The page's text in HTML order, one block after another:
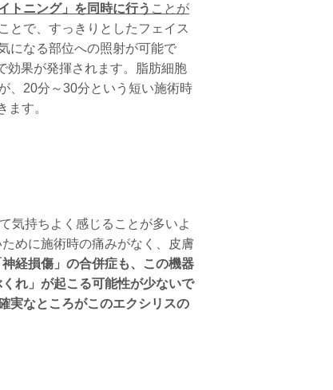
トニング」を同時に行う ことが
とで、すっきりとしたフェイス
になる部位への照射が可能で
効果が発揮されます。
脂肪細胞
、20分～30分という短い施術時
す。
気持ちよく感じることが多いよ
めに施術時の痛みがなく、皮膚
経損傷」の合併症も、この機器
れ」が起こる可能性が少ないで
実なところがこのエクシリスの